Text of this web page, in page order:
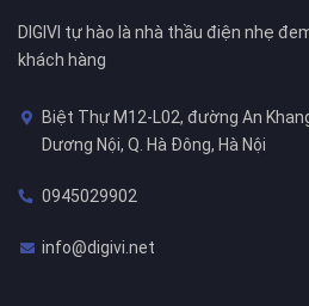
DIGIVI tự hào là nhà thầu điện nhẹ
khách hàng
Biệt Thự M12-L02, đường An
Dương Nội, Q. Hà Đông, Hà Nội
0945029902
info@digivi.net